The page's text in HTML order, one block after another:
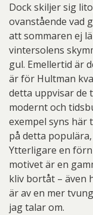
Dock skiljer sig
ovanstående vad
att sommaren ej
vintersolens
gul. Emellertid är
är för Hultman
detta uppvisar de
modernt och
exempel syns här
på detta
Ytterligare en
motivet är en
kliv bortåt – även
är av en mer
jag talar om.